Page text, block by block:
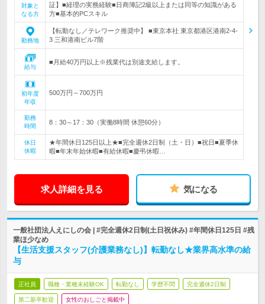
対象と
なる方
証】■経理の実務経験■日商簿記2級以上または同等の知識がある
方■基本的PCスキル
勤務地
【転勤なし／テレワーク推奨中】 ■東京本社 東京都港区港南2-4-
3 三和港南ビル7階
給与
■月給40万円以上※残業代は別途支給します。
初年度
年収
500万円～700万円
勤務
時間
8：30～17：30（実働8時間 休憩60分）
休日
休暇
★年間休日125日以上★■完全週休2日制（土・日）■祝日■夏季休
暇■年末年始休暇■有給休暇■慶弔休暇…
求人詳細を見る 気になる
一般社団法人えにしの会 | #完全週休2日制(土日祝休み) #年間休日125日 #残
業ほ少なめ
【生活支援スタッフ(介護業務なし)】転勤なし★業界高水準の給
与
正社員 職種・業種未経験OK 転勤なし 学歴不問 完全週休2日制
第二新卒歓迎 女性のおしごと掲載中